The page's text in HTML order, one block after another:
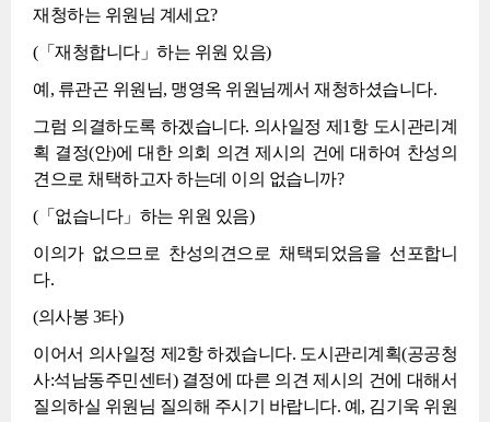
재청하는 위원님 계세요?
(「재청합니다」하는 위원 있음)
예, 류관곤 위원님, 맹영옥 위원님께서 재청하셨습니다.
그럼 의결하도록 하겠습니다. 의사일정 제1항 도시관리계
획 결정(안)에 대한 의회 의견 제시의 건에 대하여 찬성의
견으로 채택하고자 하는데 이의 없습니까?
(「없습니다」하는 위원 있음)
이의가 없으므로 찬성의견으로 채택되었음을 선포합니
다.
(의사봉 3타)
이어서 의사일정 제2항 하겠습니다. 도시관리계획(공공청
사:석남동주민센터) 결정에 따른 의견 제시의 건에 대해서
질의하실 위원님 질의해 주시기 바랍니다. 예, 김기욱 위원